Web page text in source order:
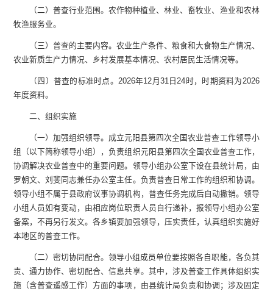
（二）普查行业范围。农作物种植业、林业、畜牧业、渔业和农林
牧渔服务业。
（三）普查的主要内容。农业生产条件、粮食和大食物生产情况、
农业新质生产力情况、乡村发展基本情况、农村居民生活情况等。
（四）普查的标准时点。2026年12月31日24时，时期资料为2026
年度资料。
二、组织实施
（一）加强组织领导。成立元阳县第四次全国农业普查工作领导小
组（以下简称领导小组），负责组织元阳县第四次全国农业普查工作，
协调解决农业普查中的重要问题。领导小组办公室下设在县统计局，由
罗朝文、刘斐同志兼任办公室主任。负责普查日常工作的组织和协调。
领导小组不属于县政府议事协调机构，普查任务完成后自动撤销。领导
小组人员如有变动，由相应岗位职责人员自行递补，报领导小组办公室
备案，不再另行发文。各乡镇要加强领导，压实责任，认真组织实施好
本地区的普查工作。
（二）密切协同配合。领导小组成员单位要按照各自职能，各负其
责、通力协作、密切配合、信息共享。其中，涉及普查工作具体组织实
施（含普查遥感工作）方面的事项，由县统计局负责和协调；涉及固定